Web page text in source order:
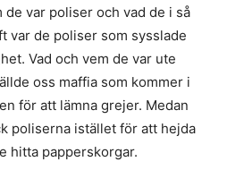
de var poliser och vad de i så
var de poliser som sysslade
Vad och vem de var ute
oss maffia som kommer i
för att lämna grejer. Medan
poliserna istället för att hejda
hitta papperskorgar.